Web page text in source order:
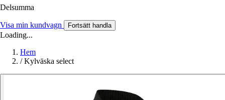
Delsumma
Visa min kundvagn Fortsätt handla
Loading...
Hem
/ Kylväska select